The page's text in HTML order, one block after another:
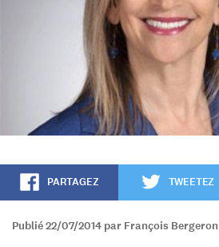
PARTAGEZ TWEETEZ
Publié 22/07/2014 par François Bergeron